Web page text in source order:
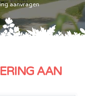
aanvragen
AAN